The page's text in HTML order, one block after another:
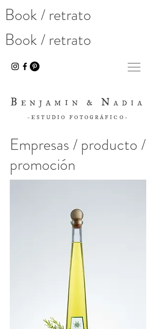
Book / retrato
Book / retrato
B ENJAMIN & NADIA
-ESTUDIO FOTOGRÁFICO-
Empresas / producto /
promoción